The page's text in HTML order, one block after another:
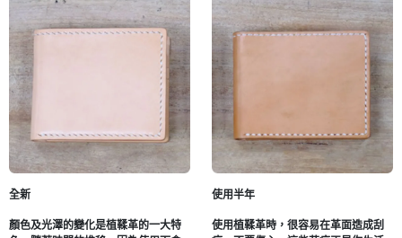
全新
顏色及光澤的變化是植鞣革的一大特
使用半年
使用植鞣革時，很容易在革面造成刮